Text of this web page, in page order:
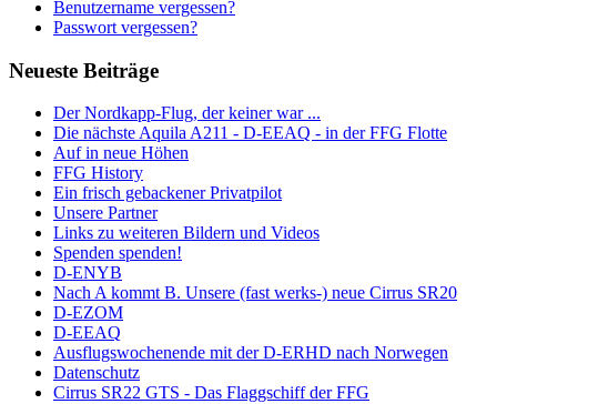
Benutzername vergessen?
Passwort vergessen?
Neueste Beiträge
Der Nordkapp-Flug, der keiner war ...
Die nächste Aquila A211 - D-EEAQ - in der FFG Flotte
Auf in neue Höhen
FFG History
Ein frisch gebackener Privatpilot
Unsere Partner
Links zu weiteren Bildern und Videos
Spenden spenden!
D-ENYB
Nach A kommt B. Unsere (fast werks-) neue Cirrus SR20
D-EZOM
D-EEAQ
Ausflugswochenende mit der D-ERHD nach Norwegen
Datenschutz
Cirrus SR22 GTS - Das Flaggschiff der FFG